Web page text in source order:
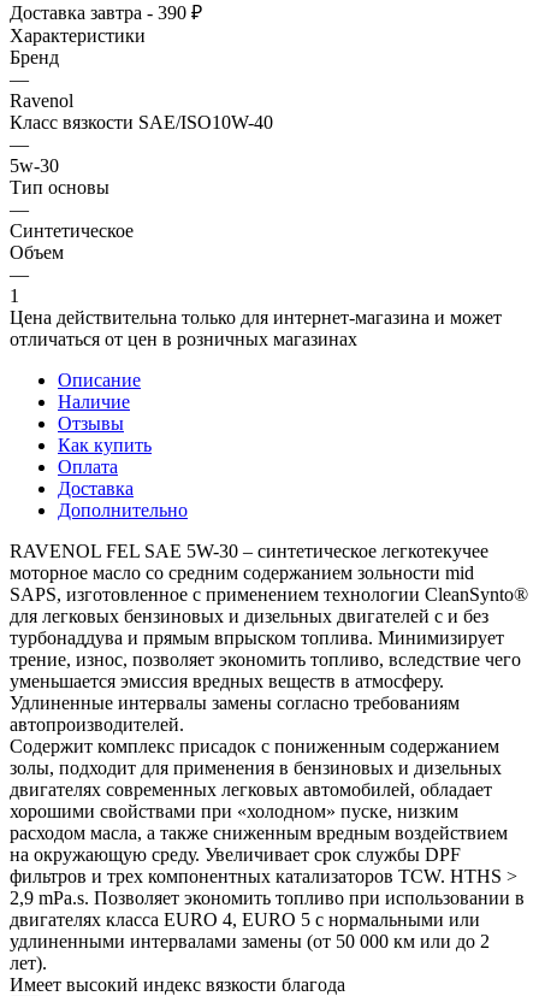
Доставка завтра - 390 ₽
Характеристики
Бренд
—
Ravenol
Класс вязкости SAE/ISO10W-40
—
5w-30
Тип основы
—
Синтетическое
Объем
—
1
Цена действительна только для интернет-магазина и может
отличаться от цен в розничных магазинах
Описание
Наличие
Отзывы
Как купить
Оплата
Доставка
Дополнительно
RAVENOL FEL SAE 5W-30 – синтетическое легкотекучее
моторное масло со средним содержанием зольности mid
SAPS, изготовленное с применением технологии CleanSynto®
для легковых бензиновых и дизельных двигателей с и без
турбонаддува и прямым впрыском топлива. Минимизирует
трение, износ, позволяет экономить топливо, вследствие чего
уменьшается эмиссия вредных веществ в атмосферу.
Удлиненные интервалы замены согласно требованиям
автопроизводителей.
Содержит комплекс присадок с пониженным содержанием
золы, подходит для применения в бензиновых и дизельных
двигателях современных легковых автомобилей, обладает
хорошими свойствами при «холодном» пуске, низким
расходом масла, а также сниженным вредным воздействием
на окружающую среду. Увеличивает срок службы DPF
фильтров и трех компонентных катализаторов TCW. HTHS >
2,9 mPa.s. Позволяет экономить топливо при использовании в
двигателях класса EURO 4, EURO 5 с нормальными или
удлиненными интервалами замены (от 50 000 км или до 2
лет).
Имеет высокий индекс вязкости благода